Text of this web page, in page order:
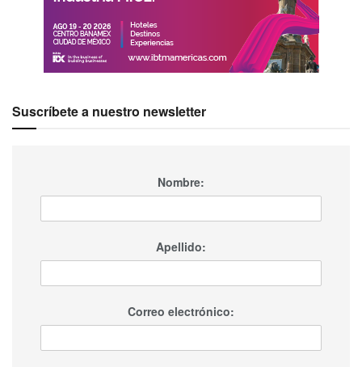
Suscríbete a nuestro newsletter
Nombre:
Apellido:
Correo electrónico: